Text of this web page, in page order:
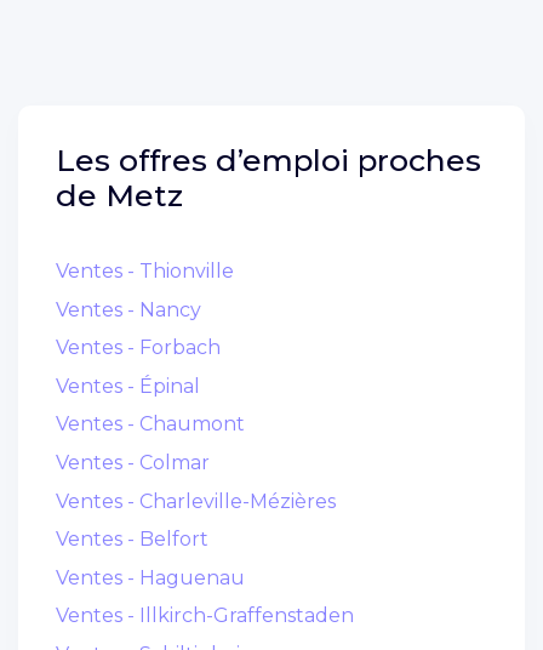
Les offres d’emploi proches
de Metz
Ventes - Thionville
Ventes - Nancy
Ventes - Forbach
Ventes - Épinal
Ventes - Chaumont
Ventes - Colmar
Ventes - Charleville-Mézières
Ventes - Belfort
Ventes - Haguenau
Ventes - Illkirch-Graffenstaden